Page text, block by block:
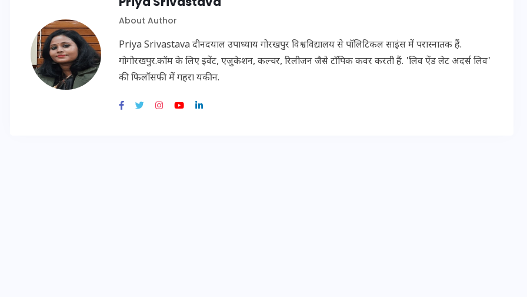
About Author
Priya Srivastava दीनदयाल उपाध्याय गोरखपुर विश्वविद्यालय से पॉलिटिकल साइंस में परास्नातक हैं.
गोगोरखपुर.कॉम के लिए इवेंट, एजुकेशन, कल्चर, रिलीजन जैसे टॉपिक कवर करती हैं. 'लिव ऐंड लेट अदर्स लिव'
की फिलॉसफी में गहरा यकीन.